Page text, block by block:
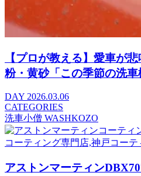
【プロが教える】愛車が
粉・黄砂「この季節の洗車
DAY 2026.03.06
CATEGORIES
洗車小僧 WASHKOZO
アストンマーティン